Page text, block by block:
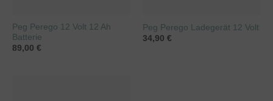
Peg Perego 12 Volt 12 Ah
Batterie
89,00 €
Peg Perego Ladegerät 12 Volt
34,90 €